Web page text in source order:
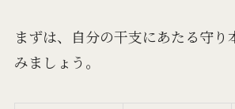
まずは、自分の干支にあたる守り
みましょう。